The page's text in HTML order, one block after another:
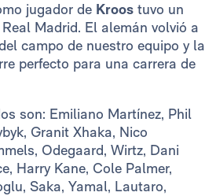
jugador de Kroos tuvo un
Madrid. El alemán volvió a
campo de nuestro equipo y la
perfecto para una carrera de
son: Emiliano Martínez, Phil
Granit Xhaka, Nico
Odegaard, Wirtz, Dani
Harry Kane, Cole Palmer,
Saka, Yamal, Lautaro,